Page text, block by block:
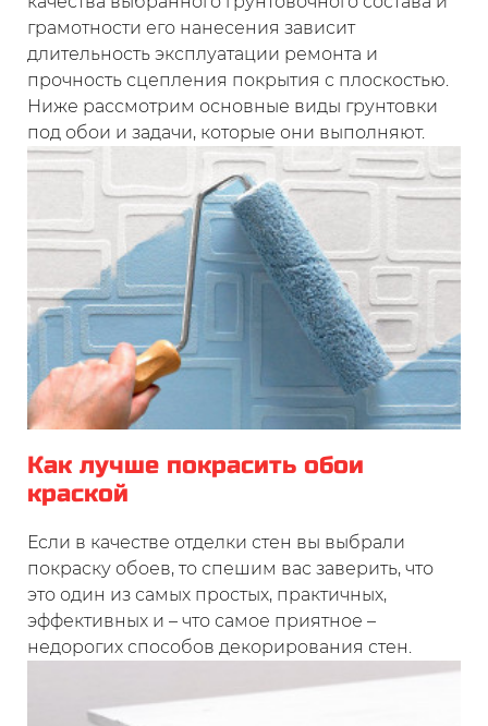
грамотности его нанесения зависит
длительность эксплуатации ремонта и
прочность сцепления покрытия с плоскостью.
Ниже рассмотрим основные виды грунтовки
под обои и задачи, которые они выполняют.
Как лучше покрасить обои
краской
Если в качестве отделки стен вы выбрали
покраску обоев, то спешим вас заверить, что
это один из самых простых, практичных,
эффективных и – что самое приятное –
недорогих способов декорирования стен.